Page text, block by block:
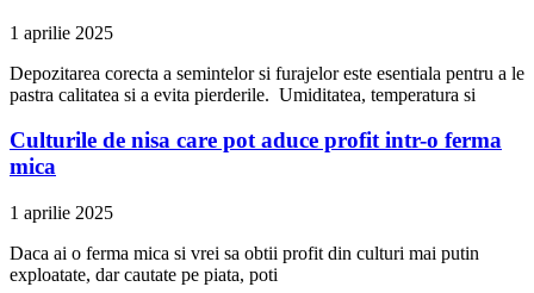
1 aprilie 2025
Depozitarea corecta a semintelor si furajelor este esentiala pentru a le
pastra calitatea si a evita pierderile. Umiditatea, temperatura si
Culturile de nisa care pot aduce profit intr-o ferma
mica
1 aprilie 2025
Daca ai o ferma mica si vrei sa obtii profit din culturi mai putin
exploatate, dar cautate pe piata, poti